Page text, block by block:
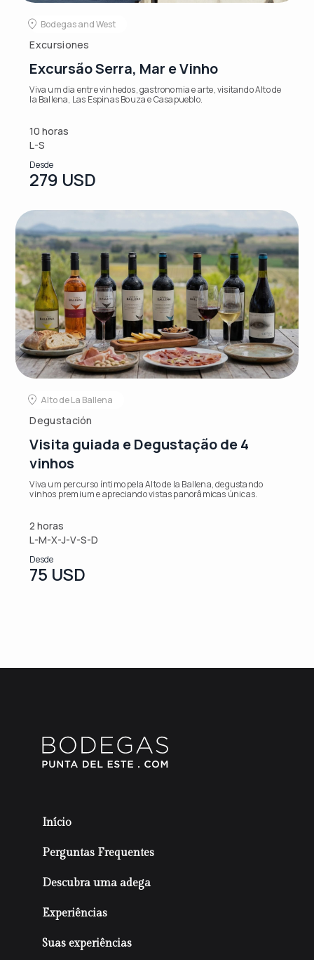
Bodegas and West
Excursiones
Excursão Serra, Mar e Vinho
Viva um dia entre vinhedos, gastronomia e arte, visitando Alto de
la Ballena, Las Espinas Bouza e Casapueblo.
10 horas
L-S
Desde
279 USD
Alto de La Ballena
Degustación
Visita guiada e Degustação de 4
vinhos
Viva um percurso íntimo pela Alto de la Ballena, degustando
vinhos premium e apreciando vistas panorâmicas únicas.
2 horas
L-M-X-J-V-S-D
Desde
75 USD
Início
Perguntas Frequentes
Descubra uma adega
Experiências
Suas experiências